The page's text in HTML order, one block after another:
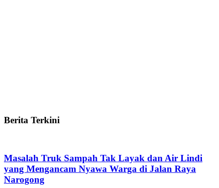
Berita Terkini
Masalah Truk Sampah Tak Layak dan Air Lindi
yang Mengancam Nyawa Warga di Jalan Raya
Narogong